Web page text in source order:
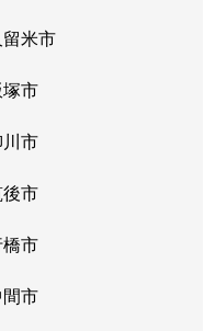
米市
市
市
市
市
市